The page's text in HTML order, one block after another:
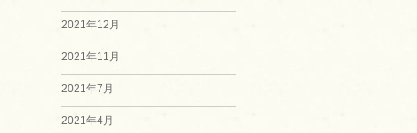
2021年12月
2021年11月
2021年7月
2021年4月